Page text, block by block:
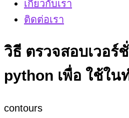
เกี่ยวกับเรา
ติดต่อเรา
วิธี ตรวจสอบเวอร์
python เพื่อ ใช้ใน
contours